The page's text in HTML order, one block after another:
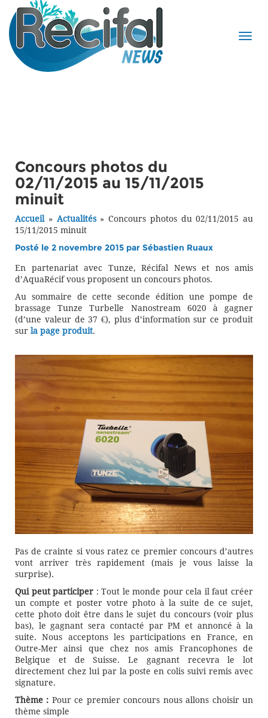
Concours photos du
02/11/2015 au 15/11/2015
minuit
Accueil» Actualités» Concours photos du 02/11/2015 au
15/11/2015 minuit
Posté le 2 novembre 2015 par Sébastien Ruaux
En partenariat avec Tunze, Récifal News et nos amis
d’AquaRécif vous proposent un concours photos.
Au sommaire de cette seconde édition une pompe de
brassage Tunze Turbelle Nanostream 6020 à gagner
(d’une valeur de 37 €), plus d’information sur ce produit
sur la page produit.
Pas de crainte si vous ratez ce premier concours d’autres
vont arriver très rapidement (mais je vous laisse la
surprise).
Qui peut participer : Tout le monde pour cela il faut créer
un compte et poster votre photo à la suite de ce sujet,
cette photo doit être dans le sujet du concours (voir plus
bas), le gagnant sera contacté par PM et annoncé à la
suite. Nous acceptons les participations en France, en
Outre-Mer ainsi que chez nos amis Francophones de
Belgique et de Suisse. Le gagnant recevra le lot
directement chez lui par la poste en colis suivi remis avec
signature.
Thème : Pour ce premier concours nous allons choisir un
thème simple